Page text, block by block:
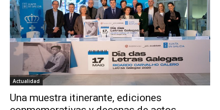
Actualidad
Una muestra itinerante, ediciones